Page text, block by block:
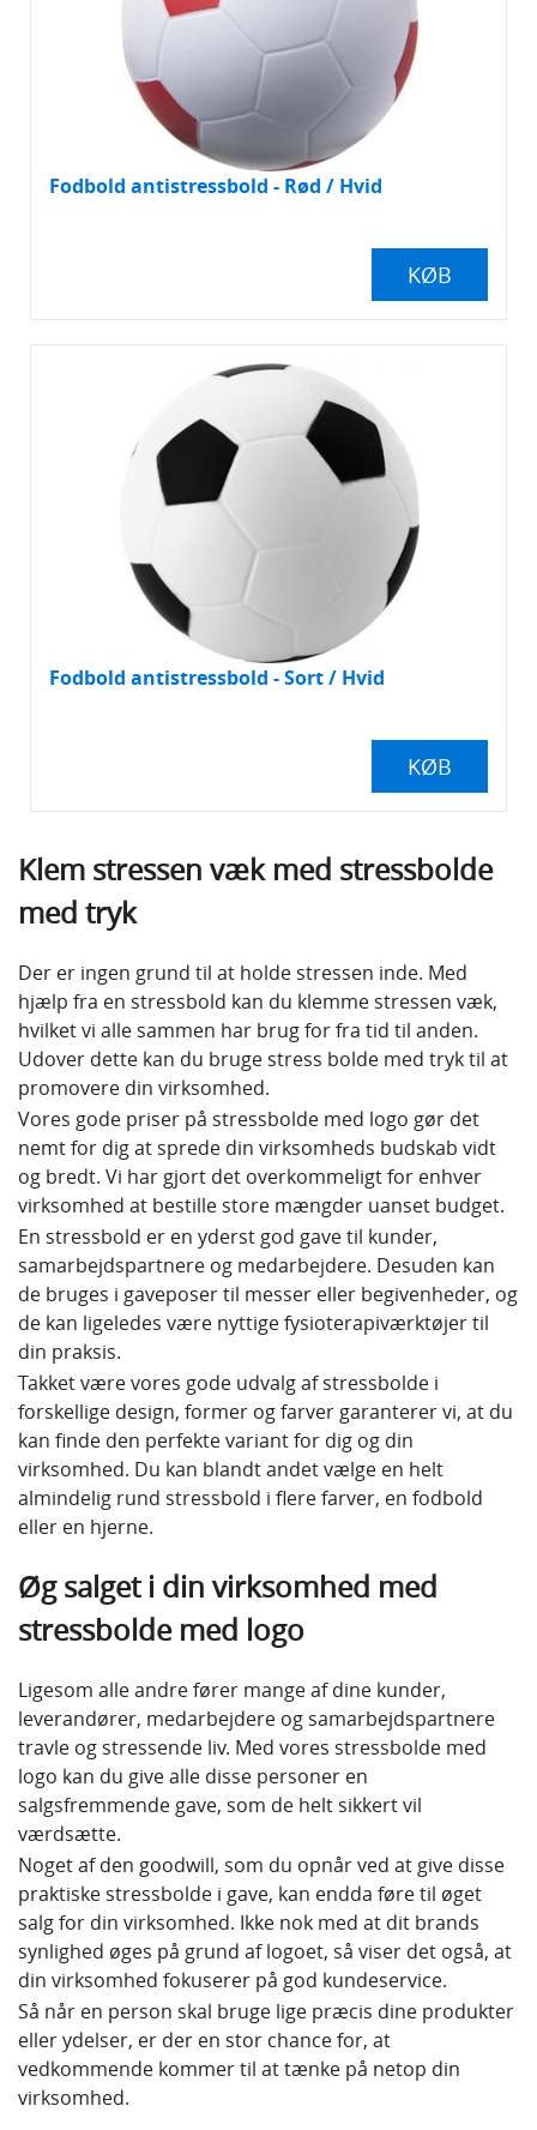
Fodbold antistressbold - Rød / Hvid
KØB
Fodbold antistressbold - Sort / Hvid
KØB
Klem stressen væk med stressbolde
med tryk
Der er ingen grund til at holde stressen inde. Med
hjælp fra en stressbold kan du klemme stressen væk,
hvilket vi alle sammen har brug for fra tid til anden.
Udover dette kan du bruge stress bolde med tryk til at
promovere din virksomhed.
Vores gode priser på stressbolde med logo gør det
nemt for dig at sprede din virksomheds budskab vidt
og bredt. Vi har gjort det overkommeligt for enhver
virksomhed at bestille store mængder uanset budget.
En stressbold er en yderst god gave til kunder,
samarbejdspartnere og medarbejdere. Desuden kan
de bruges i gaveposer til messer eller begivenheder, og
de kan ligeledes være nyttige fysioterapiværktøjer til
din praksis.
Takket være vores gode udvalg af stressbolde i
forskellige design, former og farver garanterer vi, at du
kan finde den perfekte variant for dig og din
virksomhed. Du kan blandt andet vælge en helt
almindelig rund stressbold i flere farver, en fodbold
eller en hjerne.
Øg salget i din virksomhed med
stressbolde med logo
Ligesom alle andre fører mange af dine kunder,
leverandører, medarbejdere og samarbejdspartnere
travle og stressende liv. Med vores stressbolde med
logo kan du give alle disse personer en
salgsfremmende gave, som de helt sikkert vil
værdsætte.
Noget af den goodwill, som du opnår ved at give disse
praktiske stressbolde i gave, kan endda føre til øget
salg for din virksomhed. Ikke nok med at dit brands
synlighed øges på grund af logoet, så viser det også, at
din virksomhed fokuserer på god kundeservice.
Så når en person skal bruge lige præcis dine produkter
eller ydelser, er der en stor chance for, at
vedkommende kommer til at tænke på netop din
virksomhed.